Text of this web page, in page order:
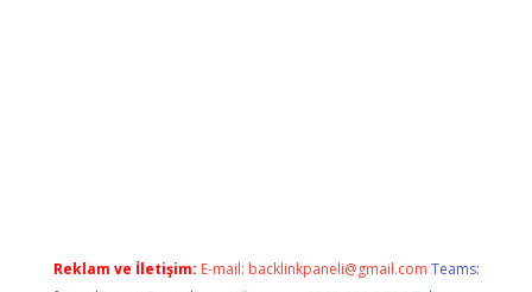
Reklam ve İletişim: E-mail: backlinkpaneli@gmail.com Teams: